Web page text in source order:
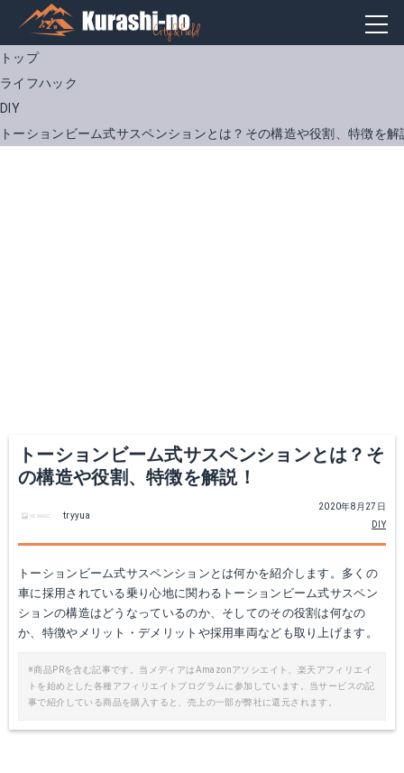
トップ
ライフハック
DIY
トーションビーム式サスペンションとは？その構造や役割、特徴を解
トーションビーム式サスペンションとは？そ
の構造や役割、特徴を解説！
2020年8月27日
DIY
tryyua
トーションビーム式サスペンションとは何かを紹介します。多くの
車に採用されている乗り心地に関わるトーションビーム式サスペン
ションの構造はどうなっているのか、そしてのその役割は何なの
か、特徴やメリット・デメリットや採用車両なども取り上げます。
※商品PRを含む記事です。当メディアはAmazonアソシエイト、楽天アフィリエイ
トを始めとした各種アフィリエイトプログラムに参加しています。当サービスの記
事で紹介している商品を購入すると、売上の一部が弊社に還元されます。